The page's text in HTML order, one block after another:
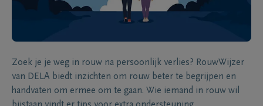
Zoek je je weg in rouw na persoonlijk verlies? RouwWijzer
van DELA biedt inzichten om rouw beter te begrijpen en
handvaten om ermee om te gaan. Wie iemand in rouw wil